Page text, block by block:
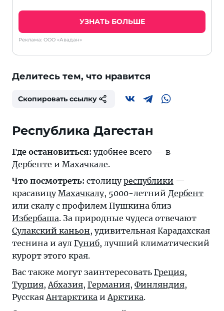
УЗНАТЬ БОЛЬШЕ
Реклама: ООО «Авадан»
Делитесь тем, что нравится
Скопировать ссылку
Республика Дагестан
Где остановиться: удобнее всего — в
Дербенте и Махачкале.
Что посмотреть: столицуреспублики —
красавицуМахачкалу, 5000-летний Дербент
или скалу с профилем Пушкина близ
Избербаша. За природные чудеса отвечают
Сулакский каньон, удивительная Карадахская
теснина и аул Гуниб, лучший климатический
курорт этого края.
Вас также могут заинтересовать Греция,
Турция,Абхазия, Германия, Финляндия,
РусскаяАнтарктика иАрктика.